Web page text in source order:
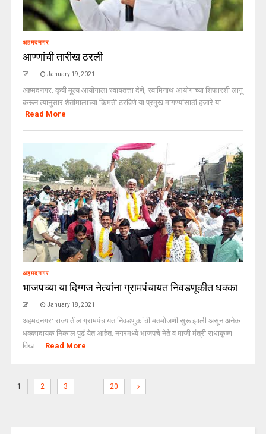
अहमदनगर
आण्णांची तारीख ठरली
January 19, 2021
अहमदनगर: कृषी मूल्य आयोगाला स्वायतत्ता देणे, स्वामिनाथ आयोगाच्या शिफारशी लागू
करून त्यानुसार शेतीमालाच्या किमती ठरविणे या प्रमुख मागण्यांसाठी हजारे या ...
Read More
अहमदनगर
भाजपच्या या दिग्गज नेत्यांना ग्रामपंचायत निवडणूकीत धक्का
January 18, 2021
अहमदनगर: राज्यातील ग्रामपंचायत निवडणुकांची मतमोजणी सुरू झाली असून अनेक
धक्कादायक निकाल पुढं येत आहेत. नगरमध्ये भाजपचे नेते व माजी मंत्री राधाकृष्ण
विख ... Read More
1 2 3 … 20